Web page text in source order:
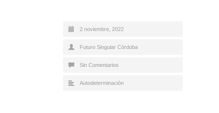
2 noviembre, 2022
Futuro Singular Córdoba
Sin Comentarios
Autodeterminación